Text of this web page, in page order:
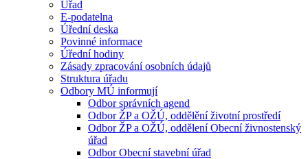
Úřad
E-podatelna
Úřední deska
Povinné informace
Úřední hodiny
Zásady zpracování osobních údajů
Struktura úřadu
Odbory MÚ informují
Odbor správních agend
Odbor ŽP a OŽÚ, oddělění životní prostředí
Odbor ŽP a OŽÚ, oddělení Obecní živnostenský
úřad
Odbor Obecní stavební úřad